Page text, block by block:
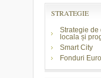
STRATEGIE
Strategie de
locala și
Smart City
Fonduri